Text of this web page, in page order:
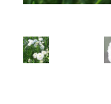
Sanguisorba’s